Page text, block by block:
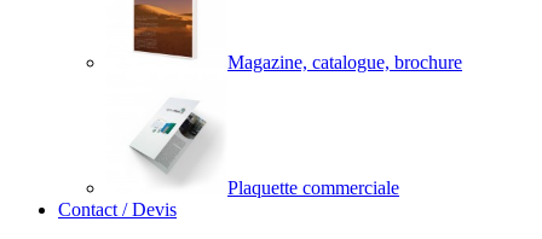
Magazine, catalogue, brochure
Plaquette commerciale
Contact / Devis